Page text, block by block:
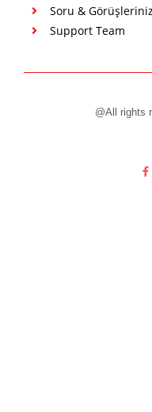
Soru & Görüşleriniz
Support Team
@All rights